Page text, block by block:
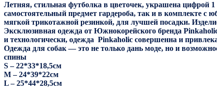
Летняя, стильная футболка в цветочек, украшена цифрой
самостоятельный предмет гардероба, так и в комплекте
мягкой трикотажной резинкой, для лучшей посадки.
Эксклюзивная одежда от Южнокорейского бренда
и технологически, одежда Pinkaholic совершенна и
Одежда для собак — это не только дань моде, но и
спины
S – 22*33*18,5см
M – 24*39*22см
L – 25*44*28,5см